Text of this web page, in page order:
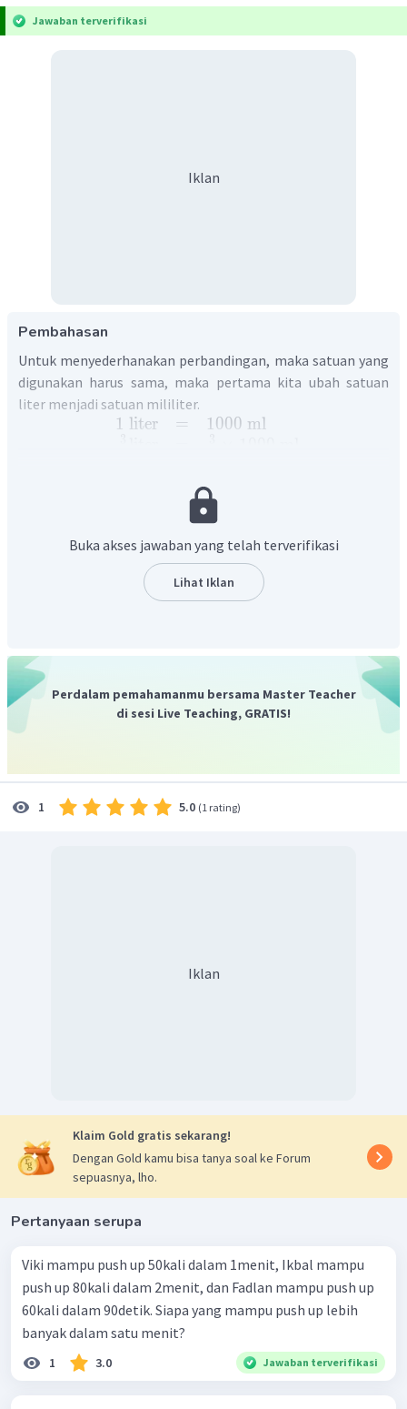
Jawaban terverifikasi
Iklan
Pembahasan
Untuk menyederhanakan perbandingan, maka satuan yang
digunakan harus sama, maka pertama kita ubah satuan
liter menjadi satuan mililiter.
1 liter
=
1000 ml
Lalu, diperoleh sebagai berikut.
Oleh karena itu, jawaban yang tepat adalah C.
Buka akses jawaban yang telah terverifikasi
Lihat Iklan
Perdalam pemahamanmu bersama Master Teacher
di sesi Live Teaching, GRATIS!
1 5.0 (1 rating)
Iklan
Klaim Gold gratis sekarang!
Dengan Gold kamu bisa tanya soal ke Forum
sepuasnya, lho.
Pertanyaan serupa
Viki mampu push up 50kali dalam 1menit, Ikbal mampu
push up 80kali dalam 2menit, dan Fadlan mampu push up
60kali dalam 90detik. Siapa yang mampu push up lebih
banyak dalam satu menit?
1 3.0 Jawaban terverifikasi